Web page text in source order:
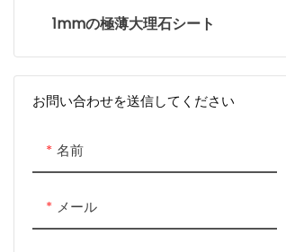
不規則なモザイク
ランタンモザイク
トライアングルモザイク
オクタゴンモザイク
1mmの極薄大理石シート
お問い合わせを送信してください
名前
メール